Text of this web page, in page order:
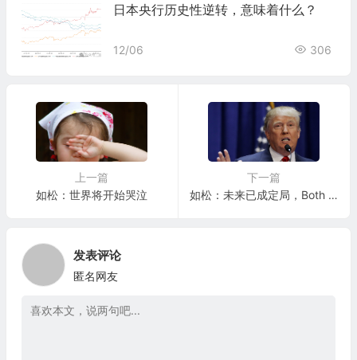
日本央行历史性逆转，意味着什么？
12/06 306
上一篇
如松：世界将开始哭泣
下一篇
如松：未来已成定局，Both Domestic & Abroad
发表评论
匿名网友